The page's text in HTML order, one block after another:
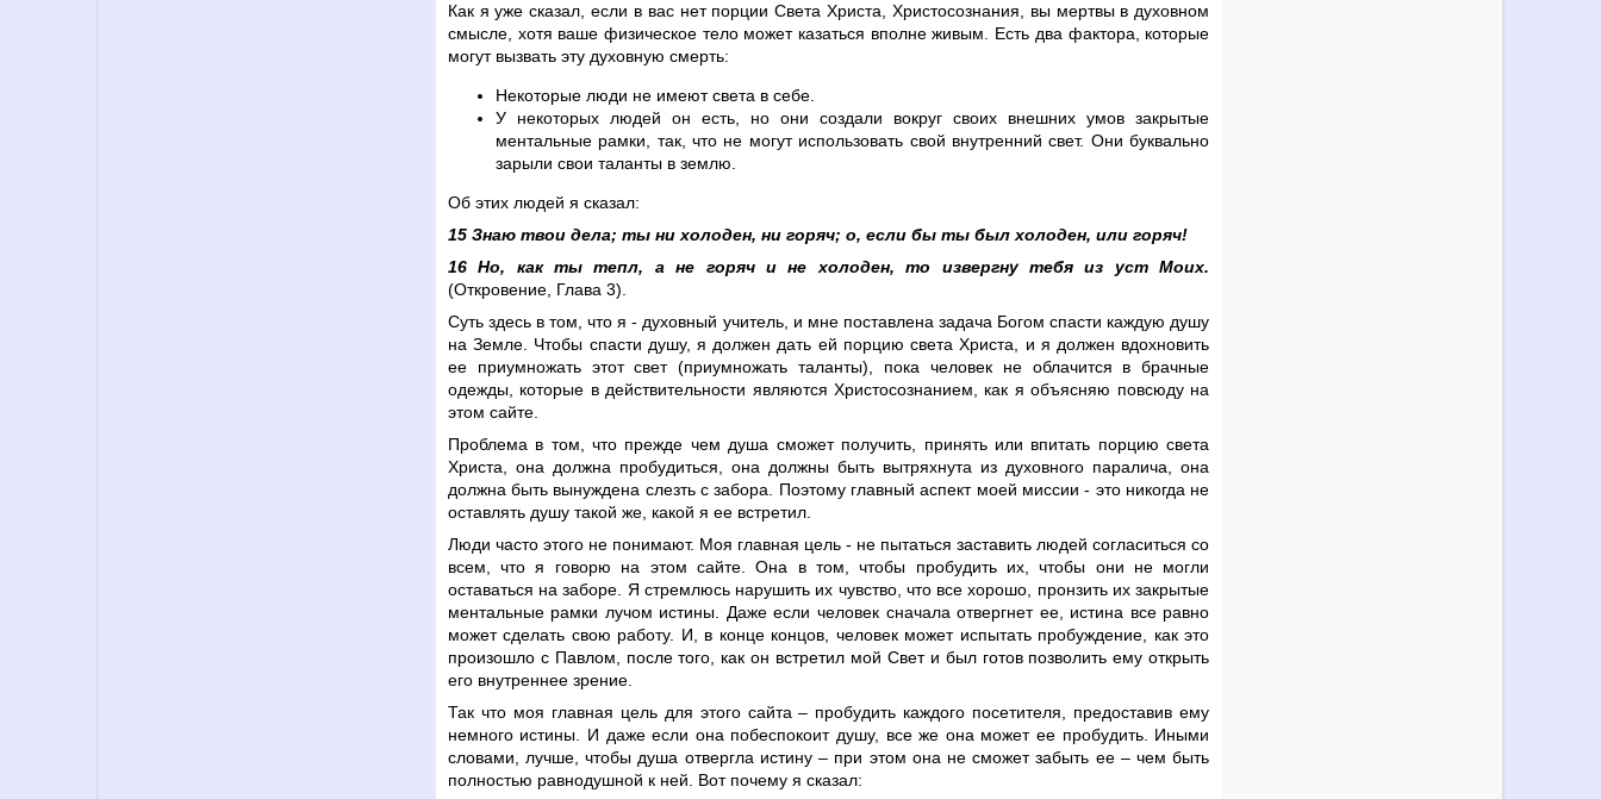
Как я уже сказал, если в вас нет порции Света Христа, Христосознания, вы мертвы в духовном
смысле, хотя ваше физическое тело может казаться вполне живым. Есть два фактора, которые
могут вызвать эту духовную смерть:
Некоторые люди не имеют света в себе.
У некоторых людей он есть, но они создали вокруг своих внешних умов закрытые
ментальные рамки, так, что не могут использовать свой внутренний свет. Они буквально
зарыли свои таланты в землю.
Об этих людей я сказал:
15 Знаю твои дела; ты ни холоден, ни горяч; о, если бы ты был холоден, или горяч!
16 Но, как ты тепл, а не горяч и не холоден, то извергну тебя из уст Моих.
(Откровение, Глава 3).
Суть здесь в том, что я - духовный учитель, и мне поставлена задача Богом спасти каждую душу
на Земле. Чтобы спасти душу, я должен дать ей порцию света Христа, и я должен вдохновить
ее приумножать этот свет (приумножать таланты), пока человек не облачится в брачные
одежды, которые в действительности являются Христосознанием, как я объясняю повсюду на
этом сайте.
Проблема в том, что прежде чем душа сможет получить, принять или впитать порцию света
Христа, она должна пробудиться, она должны быть вытряхнута из духовного паралича, она
должна быть вынуждена слезть с забора. Поэтому главный аспект моей миссии - это никогда не
оставлять душу такой же, какой я ее встретил.
Люди часто этого не понимают. Моя главная цель - не пытаться заставить людей согласиться со
всем, что я говорю на этом сайте. Она в том, чтобы пробудить их, чтобы они не могли
оставаться на заборе. Я стремлюсь нарушить их чувство, что все хорошо, пронзить их закрытые
ментальные рамки лучом истины. Даже если человек сначала отвергнет ее, истина все равно
может сделать свою работу. И, в конце концов, человек может испытать пробуждение, как это
произошло с Павлом, после того, как он встретил мой Свет и был готов позволить ему открыть
его внутреннее зрение.
Так что моя главная цель для этого сайта – пробудить каждого посетителя, предоставив ему
немного истины. И даже если она побеспокоит душу, все же она может ее пробудить. Иными
словами, лучше, чтобы душа отвергла истину – при этом она не сможет забыть ее – чем быть
полностью равнодушной к ней. Вот почему я сказал: